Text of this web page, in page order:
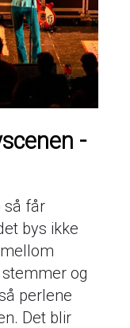
-
så får
bys ikke
og
perlene
Det blir